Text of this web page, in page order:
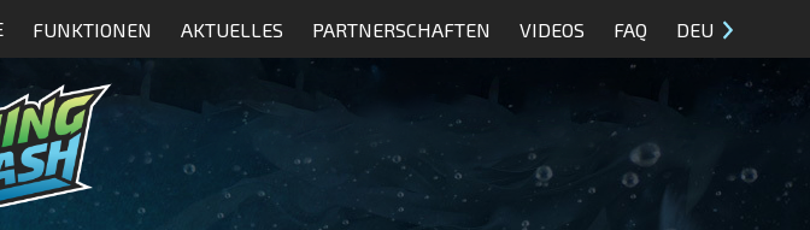
FUNKTIONEN AKTUELLES PARTNERSCHAFTEN VIDEOS FAQ DEU